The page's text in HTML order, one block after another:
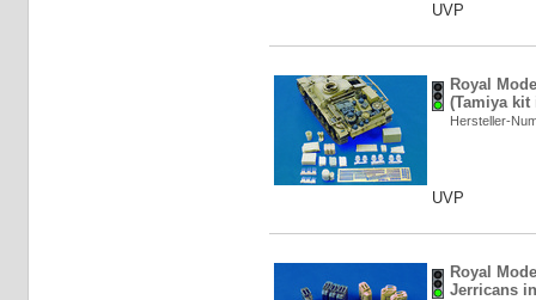
UVP
Royal
(Tamiya kit
Hersteller-
UVP
Royal
Jerricans